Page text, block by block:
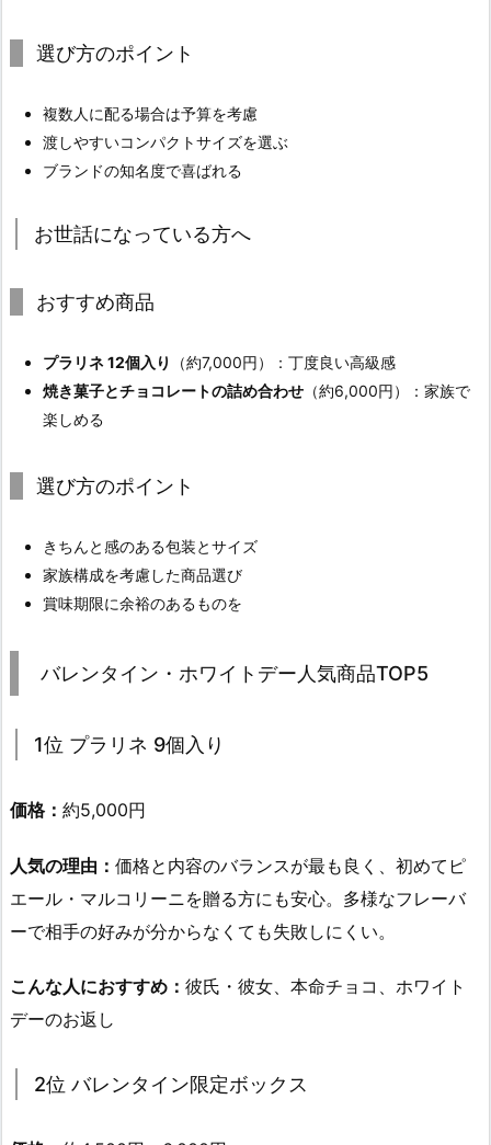
選び方のポイント
複数人に配る場合は予算を考慮
渡しやすいコンパクトサイズを選ぶ
ブランドの知名度で喜ばれる
お世話になっている方へ
おすすめ商品
プラリネ 12個入り
（約7,000円）：丁度良い高級感
焼き菓子とチョコレートの詰め合わせ （約6,000円）：家族で
楽しめる
選び方のポイント
きちんと感のある包装とサイズ
家族構成を考慮した商品選び
賞味期限に余裕のあるものを
バレンタイン・ホワイトデー人気商品TOP5
1位 プラリネ 9個入り
価格： 約5,000円
人気の理由： 価格と内容のバランスが最も良く、初めてピ
エール・マルコリーニを贈る方にも安心。多様なフレーバ
ーで相手の好みが分からなくても失敗しにくい。
こんな人におすすめ： 彼氏・彼女、本命チョコ、ホワイト
デーのお返し
2位 バレンタイン限定ボックス